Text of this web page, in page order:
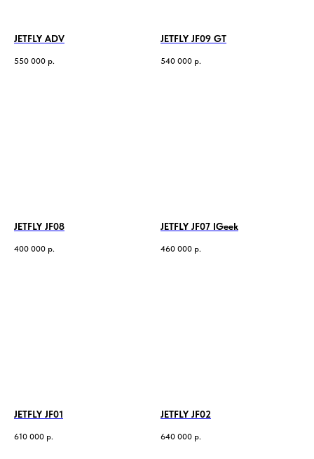
JETFLY ADV
550 000 р.
JETFLY JF09 GT
540 000 р.
JETFLY JF08
400 000 р.
JETFLY JF07 IGeek
460 000 р.
JETFLY JF01
610 000 р.
JETFLY JF02
640 000 р.